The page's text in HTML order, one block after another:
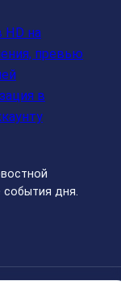
HD на
превью
в
дня.